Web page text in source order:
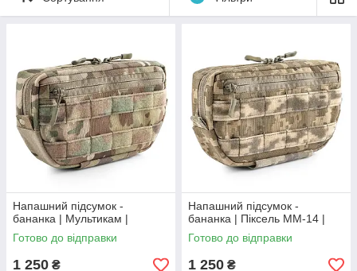
Напашний підсумок -
бананка | Мультикам |
Готово до відправки
1 250 ₴
Напашний підсумок -
бананка | Піксель ММ-14 |
Готово до відправки
1 250 ₴